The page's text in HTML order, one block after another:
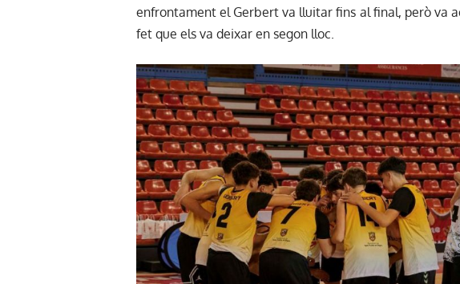
enfrontament el Gerbert va lluitar fins al final, però va
fet que els va deixar en segon lloc.